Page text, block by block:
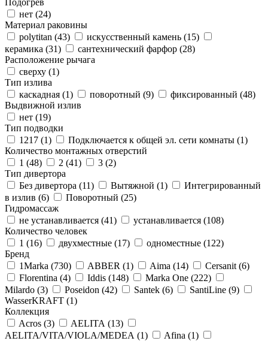
нет (24)
Материал раковины
polytitan (43) искусственный камень (15)
керамика (31) сантехнический фарфор (28)
Расположение рычага
сверху (1)
Тип излива
каскадная (1) поворотный (9) фиксированный (48)
Выдвижной излив
нет (19)
Тип подводки
1217 (1) Подключается к общей эл. сети комнаты (1)
Количество монтажных отверстий
1 (48) 2 (41) 3 (2)
Тип дивертора
Без дивертора (11) Вытяжной (1)
Интегрированный
в излив (6) Поворотный (25)
Гидромассаж
не устанавливается (41) устанавливается (108)
Количество человек
1 (16) двухместные (17) одноместные (122)
Бренд
1Marka (730) ABBER (1) Aima (14) Cersanit (6)
Florentina (4) Iddis (148) Marka One (222)
Milardo (3) Poseidon (42) Santek (6) SantiLine (9)
WasserKRAFT (1)
Коллекция
Acros (3) AELITA (13)
AELITA/VITA/VIOLA/MEDEA (1) Afina (1)